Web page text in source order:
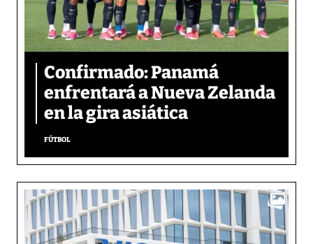
Confirmado: Panamá
enfrentará a Nueva Zelanda
en la gira asiática
FÚTBOL